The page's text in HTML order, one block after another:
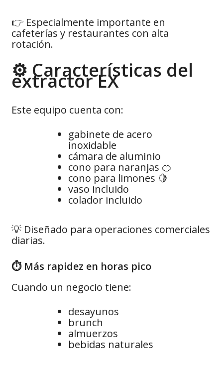
👉 Especialmente importante en
cafeterías y restaurantes con alta
rotación.
⚙️ Características del
extractor EX
Este equipo cuenta con:
gabinete de acero
inoxidable
cámara de aluminio
cono para naranjas 🍊
cono para limones 🍋
vaso incluido
colador incluido
💡 Diseñado para operaciones comerciales
diarias.
⏱️ Más rapidez en horas pico
Cuando un negocio tiene:
desayunos
brunch
almuerzos
bebidas naturales